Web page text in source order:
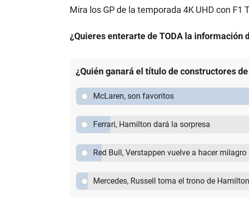
Mira los GP de la temporada 4K UHD con
¿Quieres enterarte de TODA la información
¿Quién ganará el título de constructores
McLaren, son favoritos
Ferrari, Hamilton dará la sorpresa
Red Bull, Verstappen vuelve a hacer milagro
Mercedes, Russell toma el trono de Hamilton